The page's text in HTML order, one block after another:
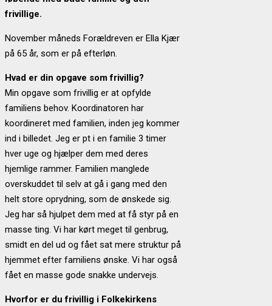
frivillige.
November måneds Forældreven er Ella Kjær
på 65 år, som er på efterløn.
Hvad er din opgave som frivillig?
Min opgave som frivillig er at opfylde
familiens behov. Koordinatoren har
koordineret med familien, inden jeg kommer
ind i billedet. Jeg er pt i en familie 3 timer
hver uge og hjælper dem med deres
hjemlige rammer. Familien manglede
overskuddet til selv at gå i gang med den
helt store oprydning, som de ønskede sig.
Jeg har så hjulpet dem med at få styr på en
masse ting. Vi har kørt meget til genbrug,
smidt en del ud og fået sat mere struktur på
hjemmet efter familiens ønske. Vi har også
fået en masse gode snakke undervejs.
Hvorfor er du frivillig i Folkekirkens